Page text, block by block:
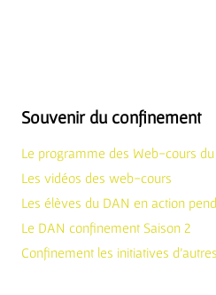
Souvenir du confinement
Le programme des Web-cours du
Les vidéos des web-cours
Les élèves du DAN en action
Le DAN confinement Saison 2
Confinement les initiatives